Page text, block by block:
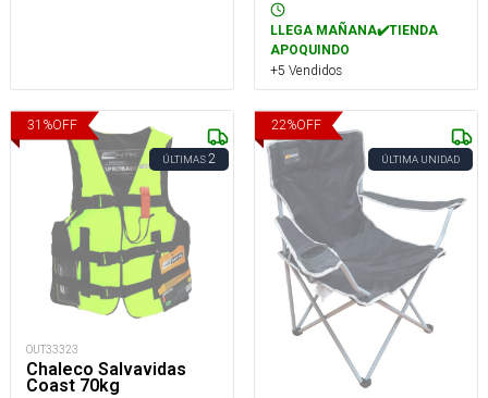
LLEGA MAÑANA✔️TIENDA
APOQUINDO
+5 Vendidos
31 %OFF
ÚLTIMAS2
OUT33323
Chaleco Salvavidas
Coast 70kg
22%OFF
ÚLTIMA UNIDAD